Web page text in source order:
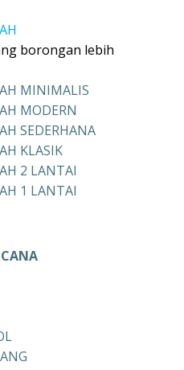
borongan lebih
MINIMALIS
MODERN
SEDERHANA
KLASIK
2 LANTAI
1 LANTAI